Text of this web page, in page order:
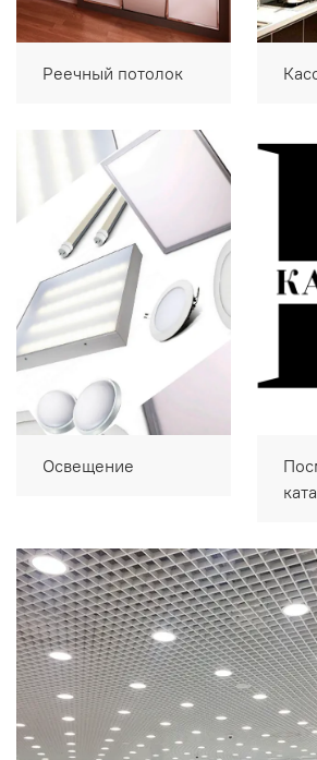
Реечный потолок
Освещение